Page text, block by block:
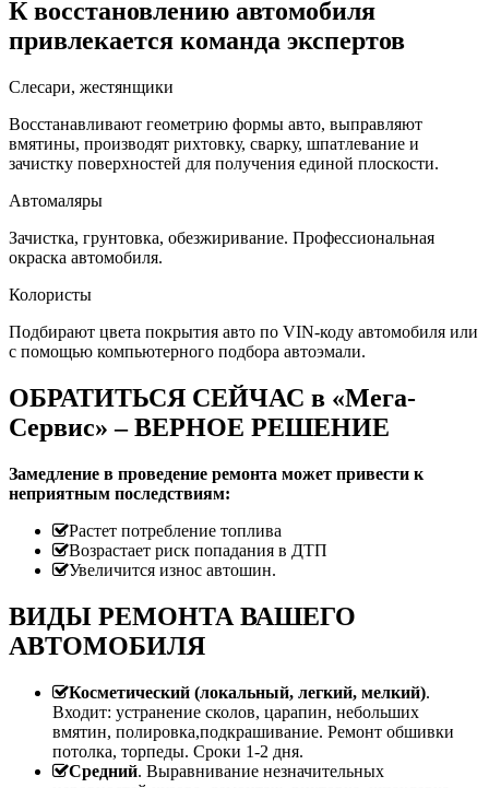
К восстановлению автомобиля
привлекается команда экспертов
Слесари, жестянщики
Восстанавливают геометрию формы авто, выправляют
вмятины, производят рихтовку, сварку, шпатлевание и
зачистку поверхностей для получения единой плоскости.
Автомаляры
Зачистка, грунтовка, обезжиривание. Профессиональная
окраска автомобиля.
Колористы
Подбирают цвета покрытия авто по VIN-коду автомобиля или
с помощью компьютерного подбора автоэмали.
ОБРАТИТЬСЯ СЕЙЧАС в «Мега-
Сервис» – ВЕРНОЕ РЕШЕНИЕ
Замедление в проведение ремонта может привести к
неприятным последствиям:
Растет потребление топлива
Возрастает риск попадания в ДТП
Увеличится износ автошин.
ВИДЫ РЕМОНТА ВАШЕГО
АВТОМОБИЛЯ
Косметический (локальный, легкий, мелкий).
Входит: устранение сколов, царапин, небольших
вмятин, полировка,подкрашивание. Ремонт обшивки
потолка, торпеды. Сроки 1-2 дня.
Средний. Выравнивание незначительных